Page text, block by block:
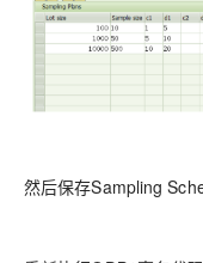
然后保存Sampling